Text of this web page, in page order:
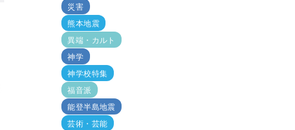
災害
熊本地震
異端・カルト
神学
神学校特集
福音派
能登半島地震
芸術・芸能